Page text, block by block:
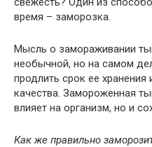
время – заморозка.
Мысль о замораживании
необычной, но на самом
продлить срок ее хранения
качества. Замороженная
влияет на организм, но и
Как же правильно